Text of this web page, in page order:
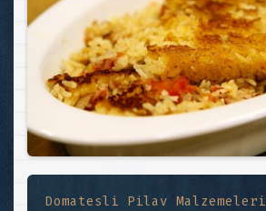
Domatesli Pilav Malzemeleri